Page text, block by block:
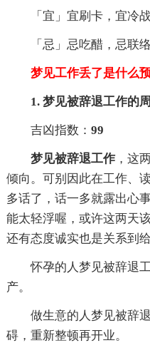
「宜」宜刷卡，宜冷
「忌」忌吃醋，忌联
梦见工作丢了是什么
1. 梦见被辞退工作的
吉凶指数： 99
梦见被辞退工作，这
倾向。可别因此在工作、
多话了，话一多就露出心
能太轻浮喔，或许这两天
还有态度诚实也是关系到
怀孕的人梦见被辞退
产。
做生意的人梦见被辞
碍，重新整顿再开业。